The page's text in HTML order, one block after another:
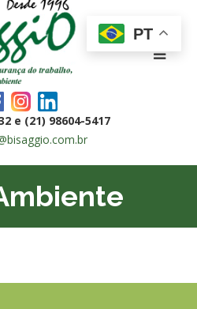
e (21) 98604-5417
PT